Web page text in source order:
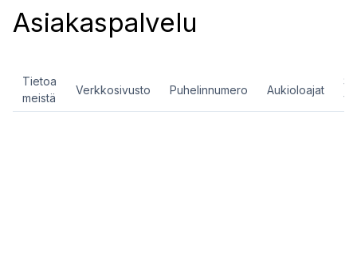
Asiakaspalvelu
Tietoa
meistä
Verkkosivusto Puhelinnumero Aukioloajat